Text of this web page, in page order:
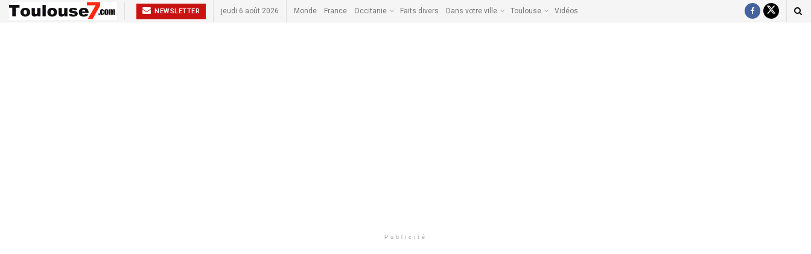
NEWSLETTER jeudi 6 août 2026 Monde France Occitanie Faits divers Dans votre ville Toulouse Vidéos
Publicité